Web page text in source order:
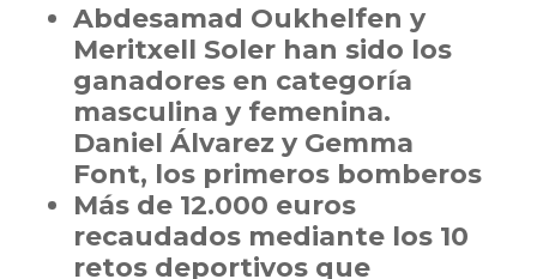
Abdesamad Oukhelfen y
Meritxell Soler han sido los
ganadores en categoría
masculina y femenina.
Daniel Álvarez y Gemma
Font, los primeros bomberos
Más de 12.000 euros
recaudados mediante los 10
retos deportivos que